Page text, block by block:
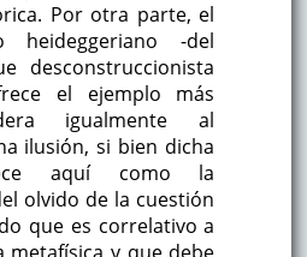
Por otra parte, el
heideggeriano -del
desconstruccionista
el ejemplo más
igualmente al
ilusión, si bien dicha
aquí como la
olvido de la cuestión
que es correlativo a